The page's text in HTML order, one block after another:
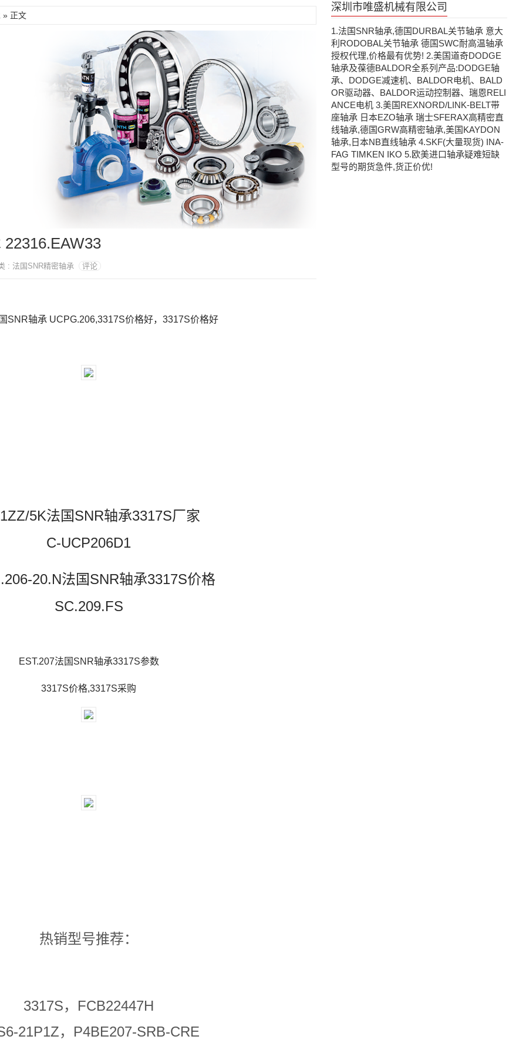
» 正文
: 法国SNR精密轴承 评论
SNR轴承 UCPG.206,3317S价格好，3317S价格好
5K法国SNR轴承3317S厂家
C-UCP206D1
20.N法国SNR轴承3317S价格
SC.209.FS
EST.207法国SNR轴承3317S参数
3317S价格,3317S采购
热销型号推荐：
3317S，FCB22447H
21P1Z，P4BE207-SRB-CRE
深圳市唯盛机械有限公司
1.法国SNR轴承,德国DURBAL关节轴承 意大
利RODOBAL关节轴承 德国SWC耐高温轴承
授权代理,价格最有优势! 2.美国道奇DODGE
轴承及葆德BALDOR全系列产品:DODGE轴
承、DODGE减速机、BALDOR电机、BALD
OR驱动器、BALDOR运动控制器、瑞恩RELI
ANCE电机 3.美国REXNORD/LINK-BELT带
座轴承 日本EZO轴承 瑞士SFERAX高精密直
线轴承,德国GRW高精密轴承,美国KAYDON
轴承,日本NB直线轴承 4.SKF(大量现货) INA-
FAG TIMKEN IKO 5.欧美进口轴承疑难短缺
型号的期货急件,货正价优!